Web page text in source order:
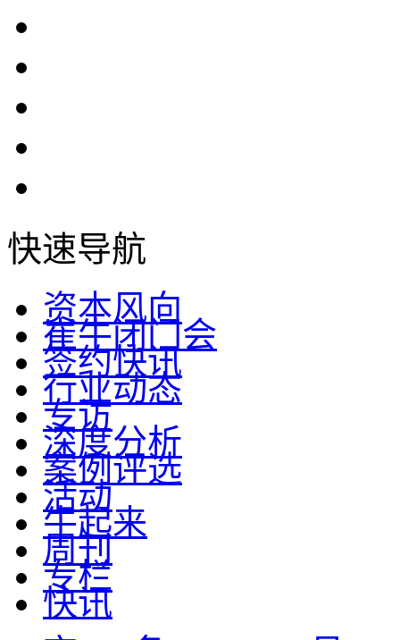
快速导航
资本风向
崔牛闭门会
签约快讯
行业动态
专访
深度分析
案例评选
活动
牛起来
周刊
专栏
快讯